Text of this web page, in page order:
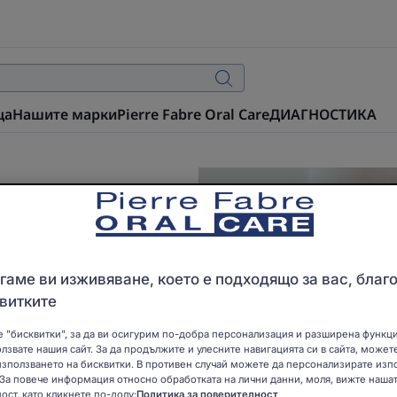
Нашите маркиPierre Fabre Oral CareДИАГНОСТИКА
с почистващо
ви изживяване, което е подходящо за вас,
"бисквитки", за да ви осигурим по-добра персонализация и разширена
нашия сайт. За да продължите и улесните навигацията си в сайта,
на бисквитки. В противен случай можете да персонализирате
повече информация относно обработката на лични данни, моля, вижте
като кликнете по-долу:Политика за поверителност